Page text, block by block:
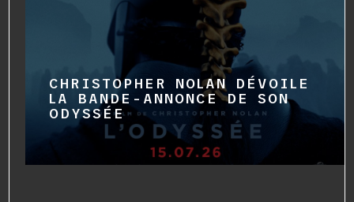
CHRISTOPHER NOLAN DÉVOILE
LA BANDE-ANNONCE DE SON
ODYSSÉE